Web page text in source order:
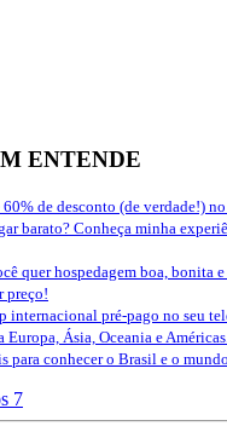
ENTENDE
de desconto (de verdade!)
barato? Conheça minha
quer hospedagem boa, bonita
preço!
internacional pré-pago no seu
Ásia, Oceania e
para conhecer o Brasil e o
7